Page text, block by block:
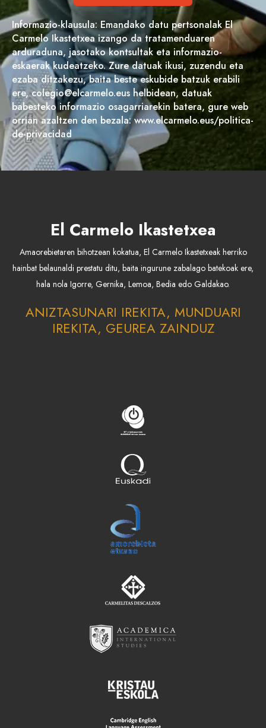
Informazio-klausula: Emandako datu pertsonalak El
Carmelo Ikastetxea izango da tratamenduaren
arduraduna, jasotako kontsultak eta informazio-
eskaerak kudeatzeko. Zure datuak ikusi, zuzendu eta
ezaba ditzakezu, baita beste eskubide batzuk erabili
ere, colegio@elcarmelo.eus helbidean, datuak
babesteko informazio osagarriarekin batera, gure web
orrian azaltzen den bezala: www.elcarmelo.eus/politica-
de-privacidad
El Carmelo Ikastetxea
Amaorebietaren bihotzean kokatua, El Carmelo Ikastetxeak herriko
hainbat belaunaldi prestatu ditu, baita ingurune zabalago batekoak ere,
hala nola Igorre, Gernika, Lemoa, Bedia edo Galdakao.
ANIZTASUNARI IREKITA, MUNDUARI
IREKITA, GEUREA ZAINDUZ